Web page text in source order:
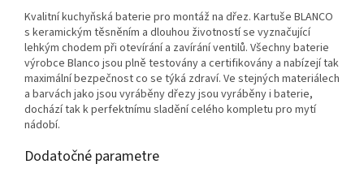
Kvalitní kuchyňská baterie pro montáž na dřez. Kartuše BLANCO
s keramickým těsněním a dlouhou životností se vyznačující
lehkým chodem při otevírání a zavírání ventilů. Všechny baterie
výrobce Blanco jsou plně testovány a certifikovány a nabízejí tak
maximální bezpečnost co se týká zdraví. Ve stejných materiálech
a barvách jako jsou vyráběny dřezy jsou vyráběny i baterie,
dochází tak k perfektnímu sladění celého kompletu pro mytí
nádobí.
Dodatočné parametre